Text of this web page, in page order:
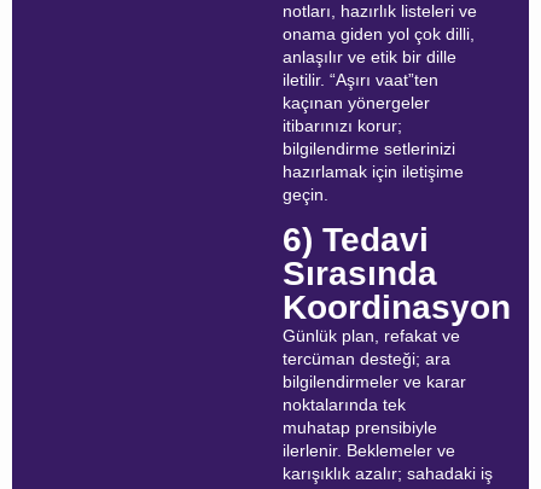
notları, hazırlık listeleri ve
onama giden yol çok dilli,
anlaşılır ve etik bir dille
iletilir. “Aşırı vaat”ten
kaçınan yönergeler
itibarınızı korur;
bilgilendirme setlerinizi
hazırlamak için iletişime
geçin.
6) Tedavi
Sırasında
Koordinasyon
Günlük plan, refakat ve
tercüman desteği; ara
bilgilendirmeler ve karar
noktalarında tek
muhatap prensibiyle
ilerlenir. Beklemeler ve
karışıklık azalır; sahadaki iş